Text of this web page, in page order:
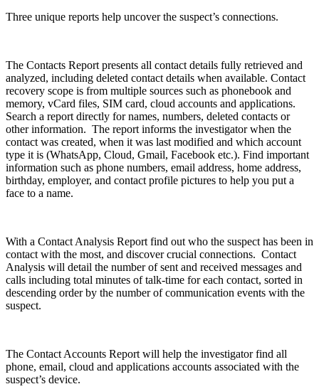
Three unique reports help uncover the suspect’s connections.
The Contacts Report presents all contact details fully retrieved and
analyzed, including deleted contact details when available. Contact
recovery scope is from multiple sources such as phonebook and
memory, vCard files, SIM card, cloud accounts and applications.
Search a report directly for names, numbers, deleted contacts or
other information. The report informs the investigator when the
contact was created, when it was last modified and which account
type it is (WhatsApp, Cloud, Gmail, Facebook etc.). Find important
information such as phone numbers, email address, home address,
birthday, employer, and contact profile pictures to help you put a
face to a name.
With a Contact Analysis Report find out who the suspect has been in
contact with the most, and discover crucial connections. Contact
Analysis will detail the number of sent and received messages and
calls including total minutes of talk-time for each contact, sorted in
descending order by the number of communication events with the
suspect.
The Contact Accounts Report will help the investigator find all
phone, email, cloud and applications accounts associated with the
suspect’s device.